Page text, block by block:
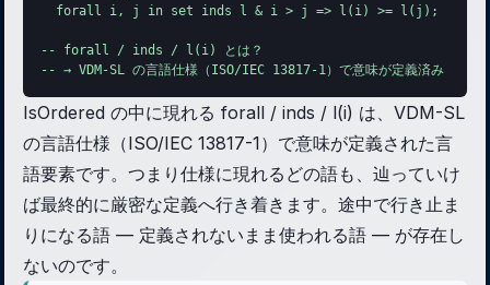
  forall i, j in set inds l & i > j => l(i) >= l(j);
-- forall / inds / l(i) とは？
-- → VDM-SL の言語仕様（ISO/IEC 13817-1）で意味が定義済み
IsOrdered の中に現れる forall / inds / l(i) は、VDM-SL
の言語仕様（ISO/IEC 13817-1）で意味が定義された言
語要素です。つまり仕様に現れるどの語も、辿っていけ
ば最終的に厳密な定義へ行き着きます。途中で行き止ま
りになる語 — 定義されないまま使われる語 — が存在し
ないのです。